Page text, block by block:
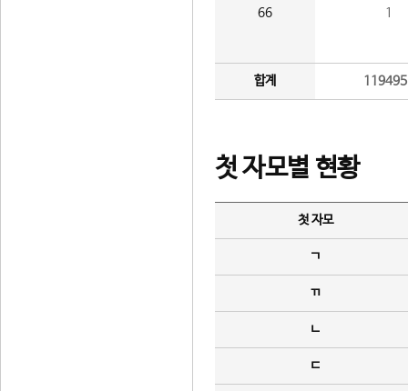
66 1
합계
첫 자모별 현황
첫 자모
ㄱ
ㄲ
ㄴ
ㄷ